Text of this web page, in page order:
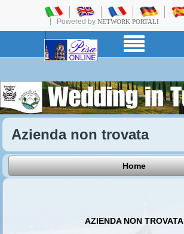
Powered by NETWORK PORTALI
Azienda non trovata
Home
AZIENDA NON TROVATA